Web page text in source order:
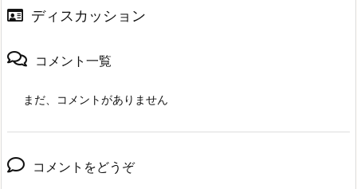
ディスカッション
コメント一覧
まだ、コメントがありません
コメントをどうぞ